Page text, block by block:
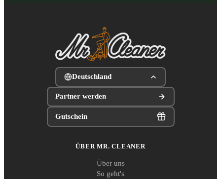
Deutschland
Partner werden
Gutschein
ÜBER MR. CLEANER
Über uns
So geht's